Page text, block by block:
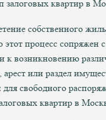
собственного
этот процесс
к возникновению
арест или раздел
для свободного
квартир в